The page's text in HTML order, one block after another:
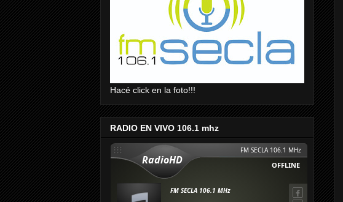
Hacé click en la foto!!!
RADIO EN VIVO 106.1 mhz